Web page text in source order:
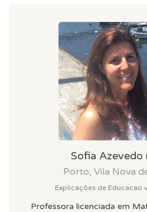
Sofia Azevedo
Porto, Vila Nova
Explicações de Educacao
Professora licenciada em